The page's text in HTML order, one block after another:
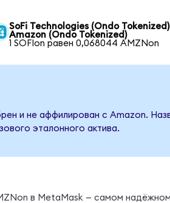
SoFi Technologies (Ondo
Amazon (Ondo Tokenized)
1 SOFIon равен 0,068044 AMZNon
и не аффилирован с Amazon.
эталонного актива.
в MetaMask — самом